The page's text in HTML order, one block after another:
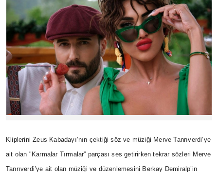
Kliplerini Zeus Kabadayı’nın çektiği söz ve müziği Merve Tanrıverdi’ye
ait olan "Karmalar Tırmalar” parçası ses getirirken tekrar sözleri Merve
Tanrıverdi’ye ait olan müziği ve düzenlemesini Berkay Demiralp’in